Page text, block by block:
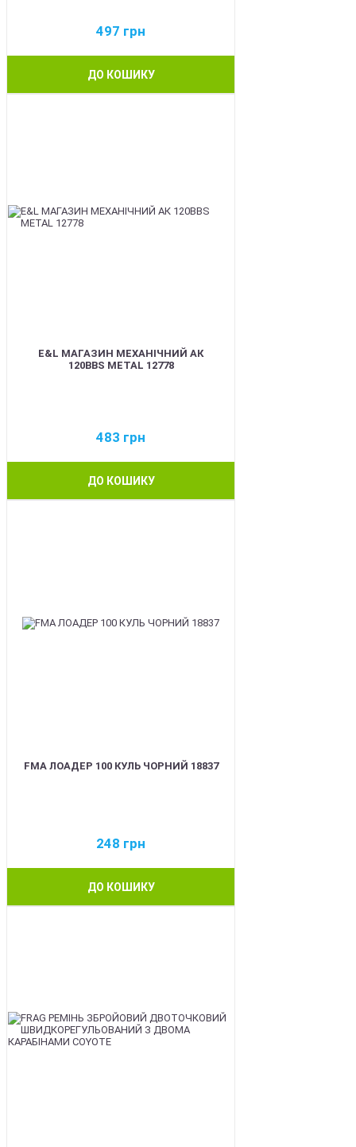
497 грн
ДО КОШИКУ
E&L МАГАЗИН МЕХАНІЧНИЙ АК
120BBS METAL 12778
483 грн
ДО КОШИКУ
FMA ЛОАДЕР 100 КУЛЬ ЧОРНИЙ 18837
248 грн
ДО КОШИКУ